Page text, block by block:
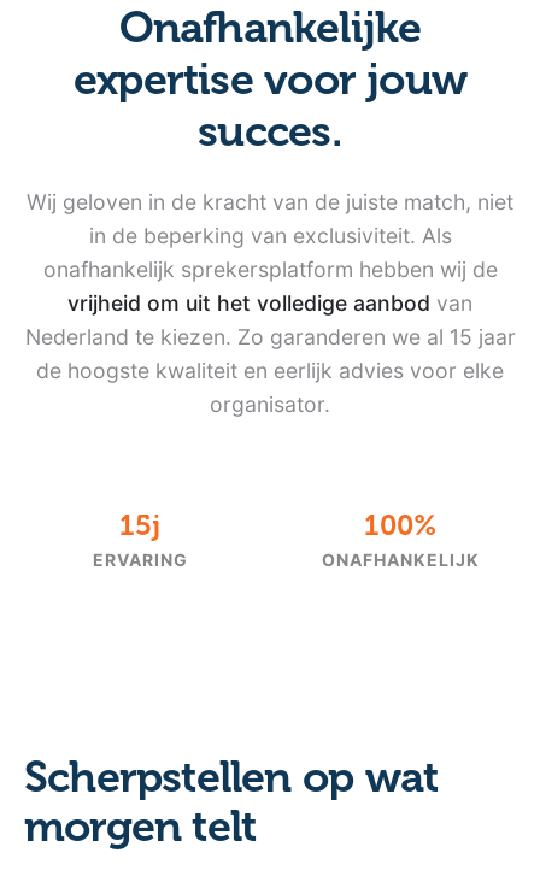
Onafhankelijke
expertisevoor jouw
succes.
Wij geloven in de kracht van de juiste match, niet
in de beperking van exclusiviteit. Als
onafhankelijk sprekersplatform hebben wij de
vrijheid om uit het volledige aanbod van
Nederland te kiezen. Zo garanderen we al 15 jaar
de hoogste kwaliteit en eerlijk advies voor elke
organisator.
15j
ERVARING
100%
ONAFHANKELIJK
Scherpstellen op wat
morgen telt